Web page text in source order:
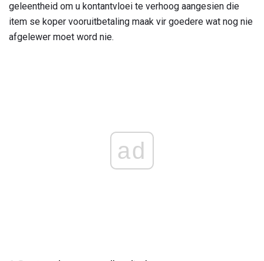
geleentheid om u kontantvloei te verhoog aangesien die
item se koper vooruitbetaling maak vir goedere wat nog nie
afgelewer moet word nie.
ad